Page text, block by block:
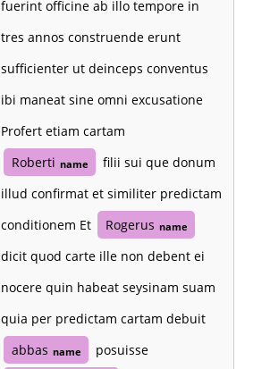
fuerint officine ab illo tempore in
tres annos construende erunt
sufficienter ut deinceps conventus
ibi maneat sine omni excusatione
Profert etiam cartam
Roberti name
filii sui que donum
illud confirmat et similiter predictam
conditionem Et
Rogerus name
dicit quod carte ille non debent ei
nocere quin habeat seysinam suam
quia per predictam cartam debuit
abbas name
posuisse